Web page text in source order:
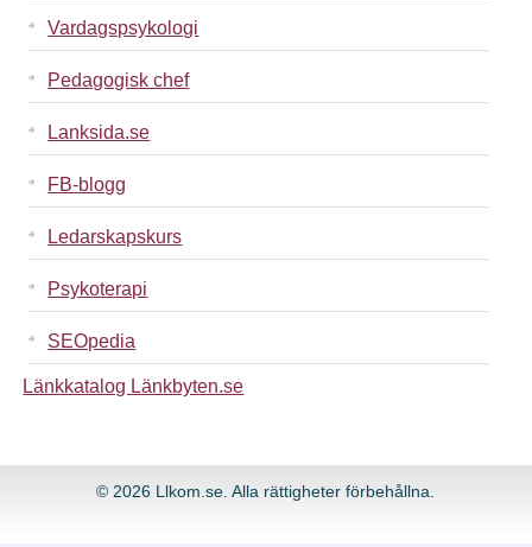
Vardagspsykologi
Pedagogisk chef
Lanksida.se
FB-blogg
Ledarskapskurs
Psykoterapi
SEOpedia
Länkkatalog Länkbyten.se
© 2026 Llkom.se. Alla rättigheter förbehållna.